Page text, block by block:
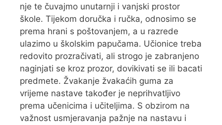
nje te čuvajmo unutarnji i vanjski prostor
škole. Tijekom doručka i ručka, odnosimo se
prema hrani s poštovanjem, a u razrede
ulazimo u školskim papučama. Učionice treba
redovito prozračivati, ali strogo je zabranjeno
naginjati se kroz prozor, dovikivati se ili bacati
predmete. Žvakanje žvakaćih guma za
vrijeme nastave također je neprihvatljivo
prema učenicima i učiteljima. S obzirom na
važnost usmjeravanja pažnje na nastavu i